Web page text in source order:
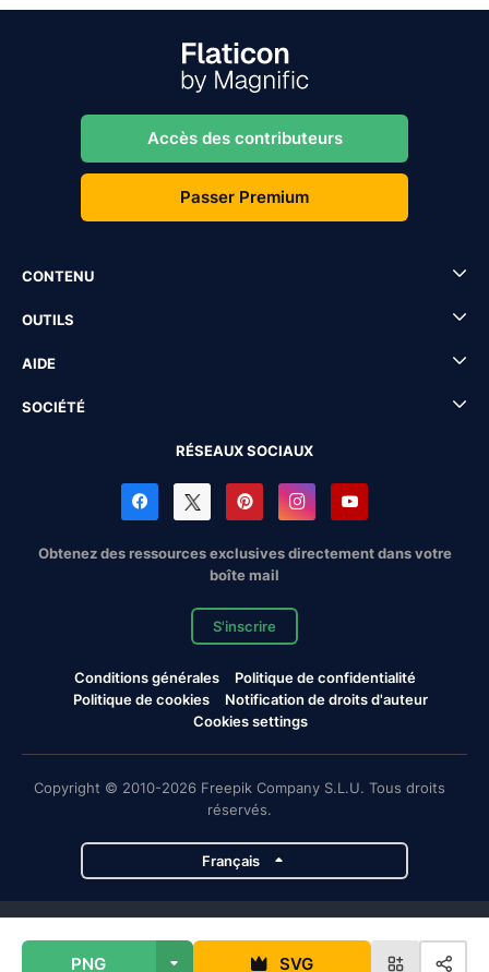
PNG SVG
Accès des contributeurs
Passer Premium
CONTENU
OUTILS
AIDE
SOCIÉTÉ
RÉSEAUX SOCIAUX
Obtenez des ressources exclusives directement dans votre
boîte mail
S'inscrire
Conditions générales
Politique de confidentialité
Politique de cookies
Notification de droits d'auteur
Cookies settings
Copyright © 2010-2026 Freepik Company S.L.U. Tous droits
réservés.
Français